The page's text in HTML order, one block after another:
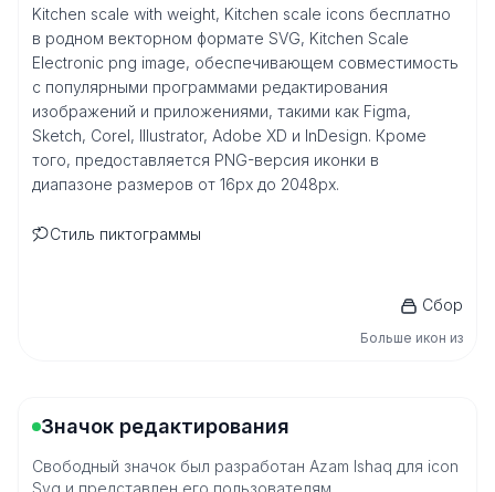
Kitchen scale with weight, Kitchen scale icons бесплатно
в родном векторном формате SVG, Kitchen Scale
Electronic png image, обеспечивающем совместимость
с популярными программами редактирования
изображений и приложениями, такими как Figma,
Sketch, Corel, Illustrator, Adobe XD и InDesign. Кроме
того, предоставляется PNG-версия иконки в
диапазоне размеров от 16px до 2048px.
Стиль пиктограммы
Сбор
Больше икон из
Значок редактирования
Свободный значок был разработан Azam Ishaq для icon
Svg и представлен его пользователям